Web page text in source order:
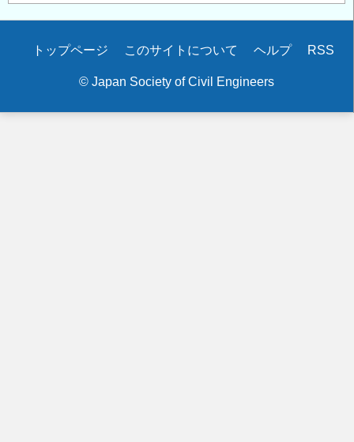
Secondary
トップページ このサイトについて ヘルプ RSS
© Japan Society of Civil Engineers